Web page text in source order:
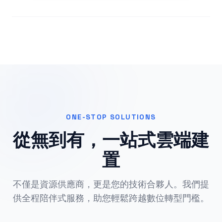
ONE-STOP SOLUTIONS
從無到有，一站式雲端建
置
不僅是資源供應商，更是您的技術合夥人。我們提
供全程陪伴式服務，助您輕鬆跨越數位轉型門檻。